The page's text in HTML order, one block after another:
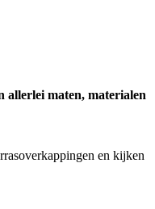
allerlei maten, materialen
en kijken